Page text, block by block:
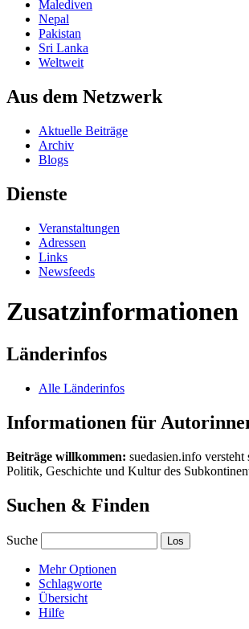
Malediven
Nepal
Pakistan
Sri Lanka
Weltweit
Aus dem Netzwerk
Aktuelle Beiträge
Archiv
Blogs
Dienste
Veranstaltungen
Adressen
Links
Newsfeeds
Zusatzinformationen
Länderinfos
Alle Länderinfos
Informationen für
Beiträge willkommen: suedasien.info
Politik, Geschichte und Kultur des
Suchen & Finden
Suche
Mehr Optionen
Schlagworte
Übersicht
Hilfe